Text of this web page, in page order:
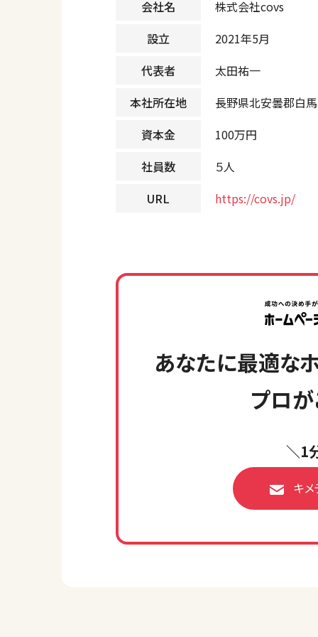
会社名
株式会社covs
設立
2021年5月
代表者
太田祐一
本社所在地
長野県北安曇郡白馬
資本金
100万円
社員数
５人
URL
https://covs.jp/
あなたに最適な
プロが
＼1
キ